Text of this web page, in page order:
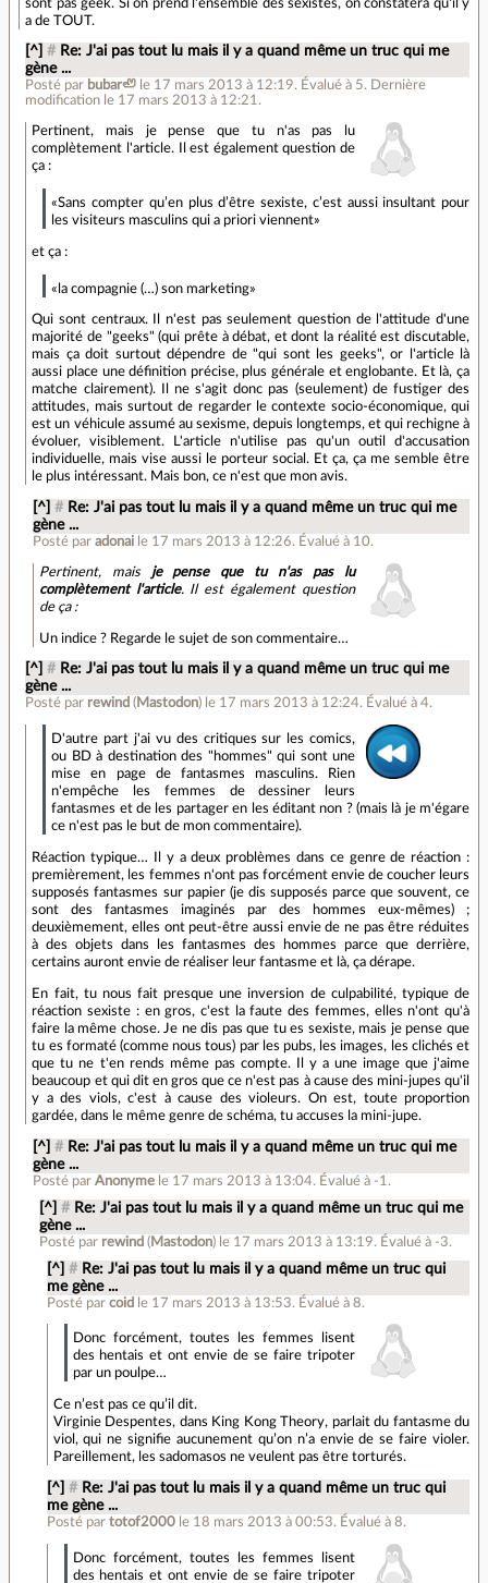
sont pas geek. Si on prend l'ensemble des sexistes, on constatera qu'il y
a de TOUT.
[^] # Re: J'ai pas tout lu mais il y a quand même un truc qui me
gène ...
Posté par bubar🦥 le 17 mars 2013 à 12:19. Évalué à 5.
Dernière
modification le 17 mars 2013 à 12:21.
Pertinent, mais je pense que tu n'as pas lu
complètement l'article. Il est également question de
ça :
«Sans compter qu’en plus d’être sexiste, c’est aussi insultant pour
les visiteurs masculins qui a priori viennent»
et ça :
«la compagnie (…) son marketing»
Qui sont centraux. Il n'est pas seulement question de l'attitude d'une
majorité de "geeks" (qui prête à débat, et dont la réalité est discutable,
mais ça doit surtout dépendre de "qui sont les geeks", or l'article là
aussi place une définition précise, plus générale et englobante. Et là, ça
matche clairement). Il ne s'agit donc pas (seulement) de fustiger des
attitudes, mais surtout de regarder le contexte socio-économique, qui
est un véhicule assumé au sexisme, depuis longtemps, et qui rechigne à
évoluer, visiblement. L'article n'utilise pas qu'un outil d'accusation
individuelle, mais vise aussi le porteur social. Et ça, ça me semble être
le plus intéressant. Mais bon, ce n'est que mon avis.
[^] # Re: J'ai pas tout lu mais il y a quand même un truc qui me
gène ...
Posté par adonai le 17 mars 2013 à 12:26. Évalué à 10.
Pertinent, mais
je pense que tu n'as pas lu
complètement l'article. Il est également question
de ça :
Un indice ? Regarde le sujet de son commentaire…
[^] # Re: J'ai pas tout lu mais il y a quand même un truc qui me
gène ...
Posté par rewind ( Mastodon) le 17 mars 2013 à 12:24. Évalué à4.
D'autre part j'ai vu des critiques sur les comics,
ou BD à destination des "hommes" qui sont une
mise en page de fantasmes masculins. Rien
n'empêche les femmes de dessiner leurs
fantasmes et de les partager en les éditant non ? (mais là je m'égare
ce n'est pas le but de mon commentaire).
Réaction typique… Il y a deux problèmes dans ce genre de réaction :
premièrement, les femmes n'ont pas forcément envie de coucher leurs
supposés fantasmes sur papier (je dis supposés parce que souvent, ce
sont des fantasmes imaginés par des hommes eux-mêmes) ;
deuxièmement, elles ont peut-être aussi envie de ne pas être réduites
à des objets dans les fantasmes des hommes parce que derrière,
certains auront envie de réaliser leur fantasme et là, ça dérape.
En fait, tu nous fait presque une inversion de culpabilité, typique de
réaction sexiste : en gros, c'est la faute des femmes, elles n'ont qu'à
faire la même chose. Je ne dis pas que tu es sexiste, mais je pense que
tu es formaté (comme nous tous) par les pubs, les images, les clichés et
que tu ne t'en rends même pas compte. Il y a une image que j'aime
beaucoup et qui dit en gros que ce n'est pas à cause des mini-jupes qu'il
y a des viols, c'est à cause des violeurs. On est, toute proportion
gardée, dans le même genre de schéma, tu accuses la mini-jupe.
[^] # Re: J'ai pas tout lu mais il y a quand même un truc qui me
gène ...
Posté par Anonyme le 17 mars 2013 à 13:04. Évalué à -1 .
[^] # Re: J'ai pas tout lu mais il y a quand même un truc qui me
gène ...
Posté par rewind ( Mastodon) le 17 mars 2013 à 13:19. Évalué à -3.
[^] # Re: J'ai pas tout lu mais il y a quand même un truc qui
me gène ...
Posté par coid le 17 mars 2013 à 13:53. Évalué à 8.
Donc forcément, toutes les femmes lisent
des hentais et ont envie de se faire tripoter
par un poulpe…
Ce n’est pas ce qu’il dit.
Virginie Despentes, dans King Kong Theory, parlait du fantasme du
viol, qui ne signifie aucunement qu’on n’a envie de se faire violer.
Pareillement, les sadomasos ne veulent pas être torturés.
[^] # Re: J'ai pas tout lu mais il y a quand même un truc qui
me gène ...
Posté par totof2000 le 18 mars 2013 à 00:53. Évalué à 8.
Donc forcément, toutes les femmes lisent
des hentais et ont envie de se faire tripoter